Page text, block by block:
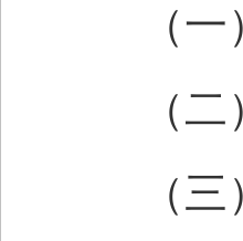
（一）
（二）
（三）